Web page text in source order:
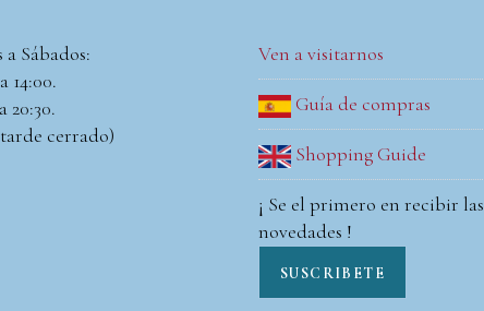
a Sábados:
14:00.
20:30.
cerrado)
Ven a visitarnos
Guía de compras
Shopping Guide
¡ Se el primero en recibir las
novedades !
SUSCRIBETE